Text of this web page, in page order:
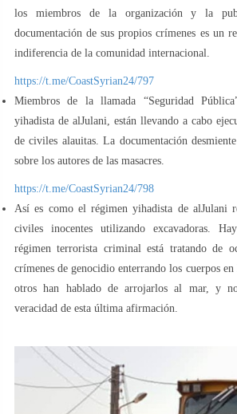
los miembros de la organización y la
documentación de sus propios crímenes es un
indiferencia de la comunidad internacional.
https://t.me/CoastSyrian24/797
Miembros de la llamada “Seguridad
yihadista de alJulani, están llevando a cabo
de civiles alauitas. La documentación
sobre los autores de las masacres.
https://t.me/CoastSyrian24/798
Así es como el régimen yihadista de alJulani
civiles inocentes utilizando excavadoras.
régimen terrorista criminal está tratando de
crímenes de genocidio enterrando los cuerpos
otros han hablado de arrojarlos al mar, y
veracidad de esta última afirmación.